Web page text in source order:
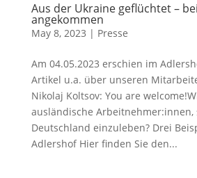
Aus der Ukraine geflüchtet –
angekommen
May 8, 2023 | Presse
Am 04.05.2023 erschien im
Artikel u.a. über unseren
Nikolaj Koltsov: You are
ausländische Arbeitnehmer:innen,
Deutschland einzuleben? Drei
Adlershof Hier finden Sie den...